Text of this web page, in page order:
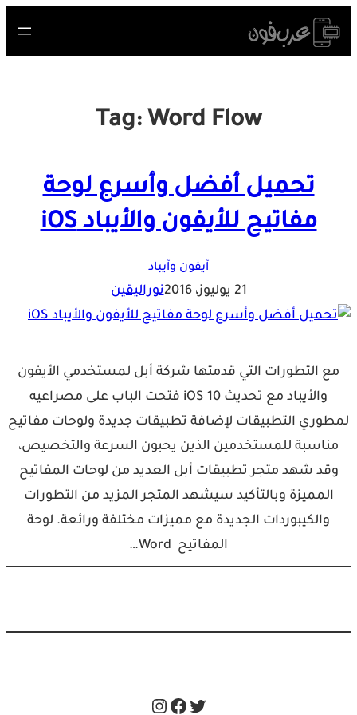
Skip
to
Tag: Word Flow
تحميل أفضل وأسرع لوحة
مفاتيح للأيفون والأيباد iOS
آيفون وآيباد
21 يوليوز، 2016 نوراليقين
مع التطورات التي قدمتها شركة أبل لمستخدمي الأيفون
والأيباد مع تحديث iOS 10 فتحت الباب على مصراعيه
لمطوري التطبيقات لإضافة تطبيقات جديدة ولوحات مفاتيح
مناسبة للمستخدمين الذين يحبون السرعة والتخصيص،
وقد شهد متجر تطبيقات أبل العديد من لوحات المفاتيح
المميزة وبالتأكيد سيشهد المتجر المزيد من التطورات
والكيبوردات الجديدة مع مميزات مختلفة ورائعة. لوحة
المفاتيح Word…
Twitter
Facebook
Instagram